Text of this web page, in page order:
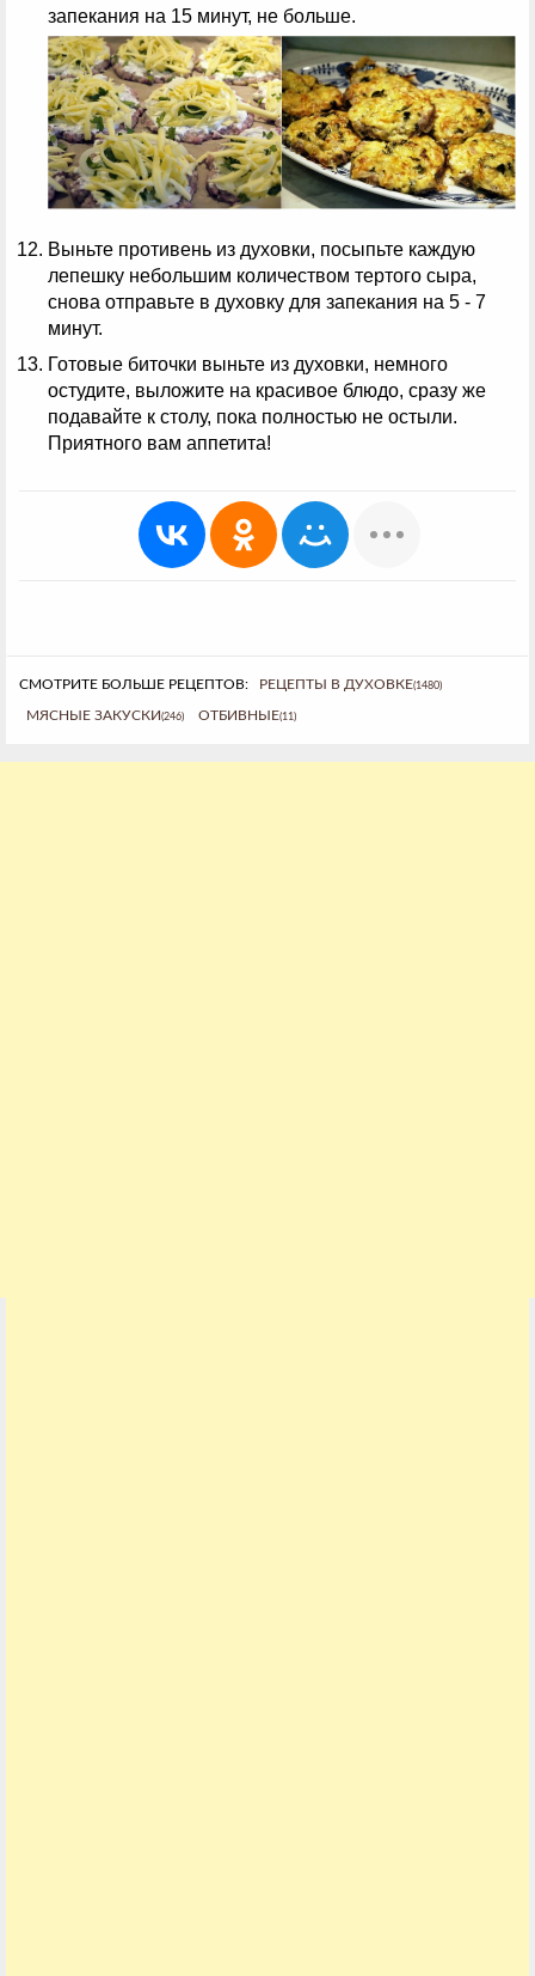
запекания на 15 минут, не больше.
Выньте противень из духовки, посыпьте каждую
лепешку небольшим количеством тертого сыра,
снова отправьте в духовку для запекания на 5 - 7
минут.
Готовые биточки выньте из духовки, немного
остудите, выложите на красивое блюдо, сразу же
подавайте к столу, пока полностью не остыли.
Приятного вам аппетита!
СМОТРИТЕ БОЛЬШЕ РЕЦЕПТОВ: РЕЦЕПТЫ В ДУХОВКЕ(1480)
МЯСНЫЕ ЗАКУСКИ (246) ОТБИВНЫЕ(11)